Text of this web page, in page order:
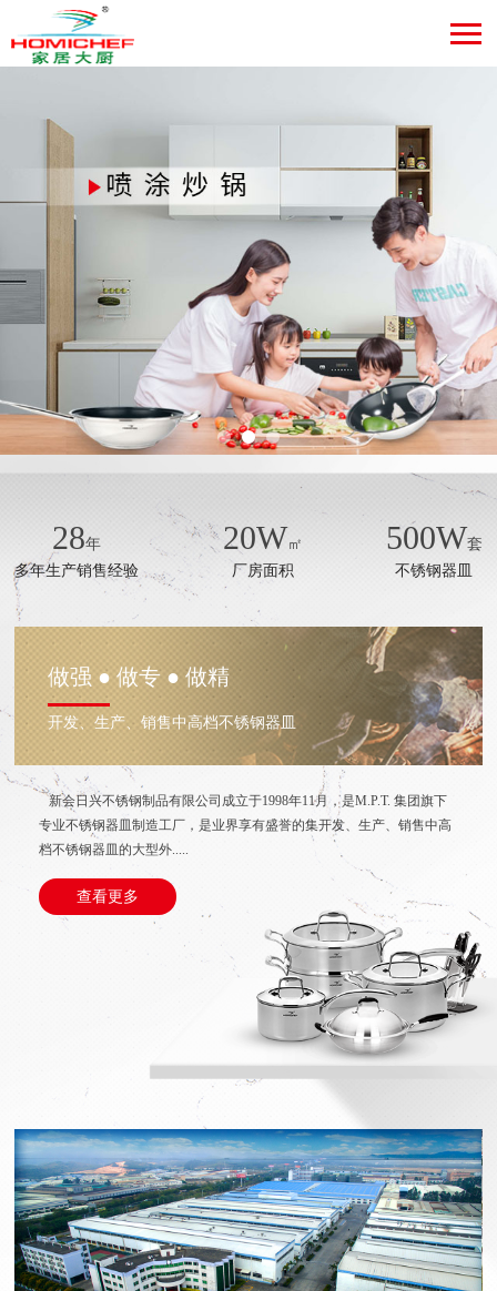
28年
多年生产销售经验
20W㎡
厂房面积
500W套
不锈钢器皿
做强 ● 做专 ● 做精
开发、生产、销售中高档不锈钢器皿
新会日兴不锈钢制品有限公司成立于1998年11月，是M.P.T. 集团旗下
专业不锈钢器皿制造工厂，是业界享有盛誉的集开发、生产、销售中高
档不锈钢器皿的大型外.....
查看更多